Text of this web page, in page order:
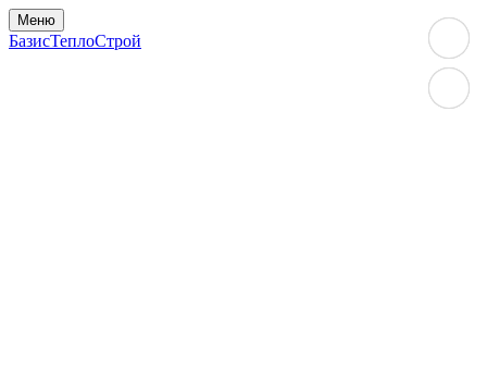
Меню
БазисТеплоСтрой